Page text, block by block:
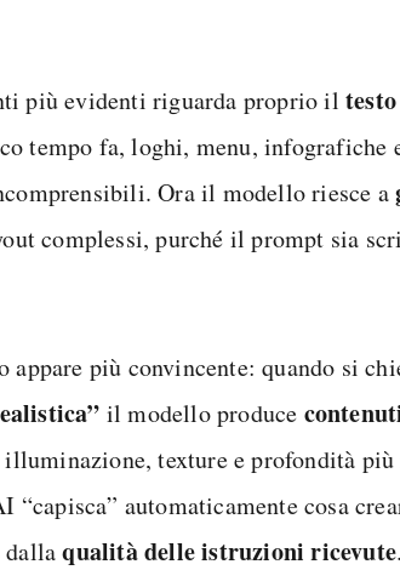
più evidenti riguarda proprio il
tempo fa, loghi, menu, infografiche
Ora il modello riesce a
complessi, purché il prompt sia
più convincente: quando si
il modello produce
illuminazione, texture e profondità
“capisca” automaticamente cosa
dallaqualità delle istruzioni ricevute.